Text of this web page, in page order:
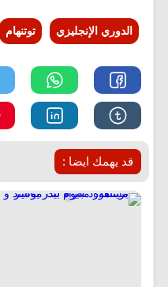
الدوري الإنجليزي توتنهام
قد يهمك ايضا :